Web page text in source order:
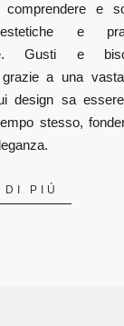
e
e
Gusti e
grazie a una
design sa
stesso,
DI PIÚ